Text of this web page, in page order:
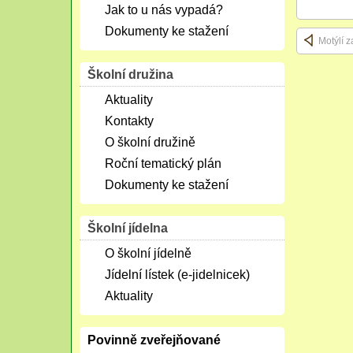
Motýlí
Jak to u nás vypadá?
Dokumenty ke stažení
Školní družina
Aktuality
Kontakty
O školní družině
Roční tematický plán
Dokumenty ke stažení
Školní jídelna
O školní jídelně
Jídelní lístek (e-jidelnicek)
Aktuality
Povinně zveřejňované